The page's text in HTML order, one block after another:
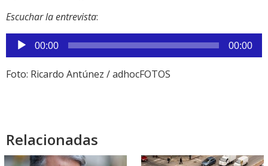
Escuchar la entrevista:
Reproductor
de
audio
00:00 00:00
Foto: Ricardo Antúnez / adhocFOTOS
Relacionadas